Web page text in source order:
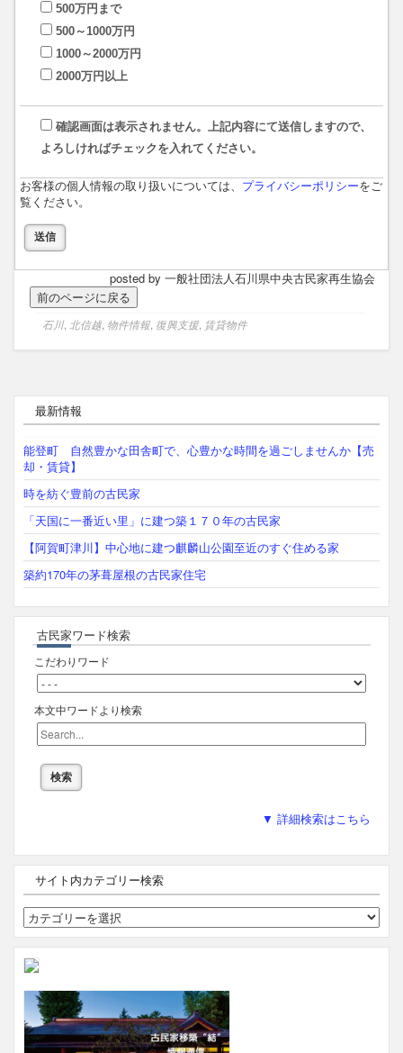
500万円まで
500～1000万円
1000～2000万円
2000万円以上
確認画面は表示されません。上記内容にて送信しますので、
よろしければチェックを入れてください。
お客様の個人情報の取り扱いについては、 プライバシーポリシーをご
覧ください。
posted by 一般社団法人石川県中央古民家再生協会
石川, 北信越, 物件情報, 復興支援, 賃貸物件
最新情報
能登町 自然豊かな田舎町で、心豊かな時間を過ごしませんか【売
却・賃貸】
時を紡ぐ豊前の古民家
「天国に一番近い里」に建つ築１７０年の古民家
【阿賀町津川】中心地に建つ麒麟山公園至近のすぐ住める家
築約170年の茅葺屋根の古民家住宅
古民家ワード検索
こだわりワード
本文中ワードより検索
▼ 詳細検索はこちら
サイト内カテゴリー検索
サ
イ
ト
内
カ
テ
ゴ
リ
ー